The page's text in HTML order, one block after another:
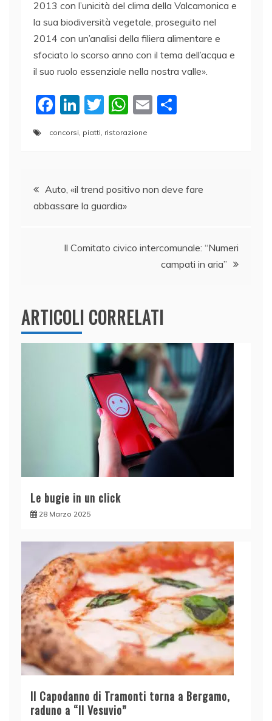
2013 con l’unicità del clima della Valcamonica e
la sua biodiversità vegetale, proseguito nel
2014 con un’analisi della filiera alimentare e
sfociato lo scorso anno con il tema dell’acqua e
il suo ruolo essenziale nella nostra valle».
F
b
o
k
Li
n
k
dI
n
T
w
W
h
A
E
vi
concorsi, piatti, ristorazione
Navigazione
articoli
Auto, «il trend positivo non deve fare
abbassare la guardia»
Il Comitato civico intercomunale: “Numeri
campati in aria”
ARTICOLI CORRELATI
Le bugie in un click
28 Marzo 2025
Il Capodanno di Tramonti torna a Bergamo,
raduno a “Il Vesuvio”